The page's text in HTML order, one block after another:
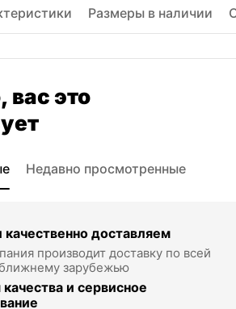
Размеры в наличии
это
Недавно просмотренные
качественно доставляем
производит доставку по всей
зарубежью
качества и сервисное